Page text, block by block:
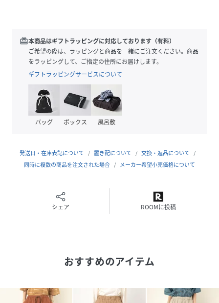
やや薄手ながらも、透け感をおさえたソフトな風合いに仕上
げております。
加工により、洗濯によるシワの形状変化が少ないのも特徴で
▼シリーズアイテム
B2902バルキーコットンガウンブラウス
素材 綿 100%
redeem本商品はギフトラッピングに対応しております（有料）
ご希望の際は、ラッピングと商品を一緒にご注文ください。商品
をラッピングして、ご指定の住所にお届けします。
ギフトラッピングサービスについて
バッグ ボックス 風呂敷
発送日・在庫表記について 置き配について
交換・返品について
同時に複数の商品を注文された場合
メーカー希望小売価格について
シェア ROOMに投稿
おすすめのアイテム